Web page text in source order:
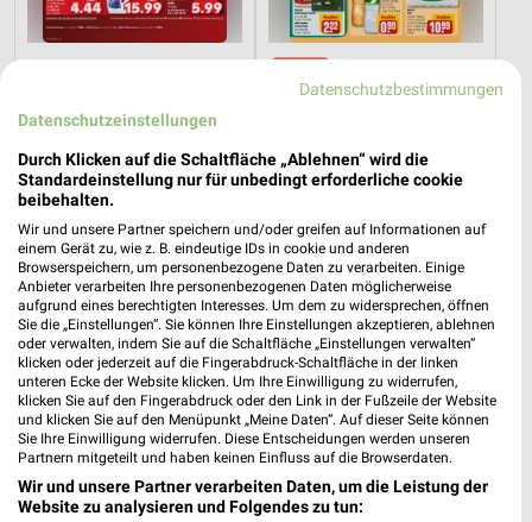
Gültig bis Mi. 12.08.
Angebote ab 03.08.
Zurbrüggen XXXLutz
Datenschutzbestimmungen
Datenschutzeinstellungen
Durch Klicken auf die Schaltfläche „Ablehnen“ wird die
Standardeinstellung nur für unbedingt erforderliche cookie
beibehalten.
Wir und unsere Partner speichern und/oder greifen auf Informationen auf
einem Gerät zu, wie z. B. eindeutige IDs in cookie und anderen
Browserspeichern, um personenbezogene Daten zu verarbeiten. Einige
Anbieter verarbeiten Ihre personenbezogenen Daten möglicherweise
aufgrund eines berechtigten Interesses. Um dem zu widersprechen, öffnen
Sie die „Einstellungen“. Sie können Ihre Einstellungen akzeptieren, ablehnen
oder verwalten, indem Sie auf die Schaltfläche „Einstellungen verwalten“
klicken oder jederzeit auf die Fingerabdruck-Schaltfläche in der linken
unteren Ecke der Website klicken. Um Ihre Einwilligung zu widerrufen,
klicken Sie auf den Fingerabdruck oder den Link in der Fußzeile der Website
und klicken Sie auf den Menüpunkt „Meine Daten“. Auf dieser Seite können
Sie Ihre Einwilligung widerrufen. Diese Entscheidungen werden unseren
Partnern mitgeteilt und haben keinen Einfluss auf die Browserdaten.
Wir und unsere Partner verarbeiten Daten, um die Leistung der
Website zu analysieren und Folgendes zu tun: